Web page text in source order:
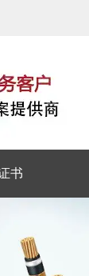
书